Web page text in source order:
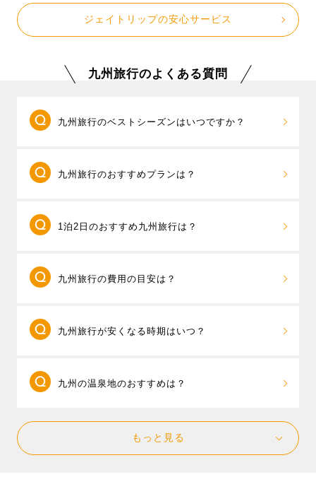
ジェイトリップの安心サービス
九州旅行のよくある質問
九州旅行のベストシーズンはいつですか？
「博多祇園山笠」や熊本の「山鹿灯籠まつり」など、
す。秋は紅葉の名所、大分・耶馬溪や宮崎・高千穂峡
の彩り豊かな景色が人気。冬は温泉とともに、福岡名
長崎・ハウステンボスのチューリップやバラ、福岡・
九州旅行のおすすめプランは？
つ以上の県をまたいだ周遊旅行が売れ筋です。「
客様のご希望に合わせて空港やフライト、ホテルを組
み合わせて自分だけの自由なツアーが作れるパックツ
べるので、行きたいエリアや旅行の目的に合わせて自
1DAYパスが付いた九州周遊プランもありますので、ハ
1泊2日のおすすめ九州旅行は？
して、滞在時間を重視した旅行プランを立てましょ
きるのでおすすめです。
例えば長崎県のハウステンボスと長崎市内を一度に楽
崎市内のホテルを選ぶと、夜は長崎新地中華街でグル
泉といった温泉地に滞在するなら、外湯巡りで宿泊ホ
テル以外の温泉も楽しみ、温泉街をのんびり散策する
九州旅行の費用の目安は？
円台〜、出発直前や、夏休み、年末年始など高めの時
在、20,700円が最安値となっています。（参考：東京
発 1泊2日 2名1室ツインルームの場合）
九州旅行が安くなる時期はいつ？
は、空席状況により料金が変動します。ツアー料金を
す。また、人気の日程をずらして、ゴールデンウィー
九州の温泉地のおすすめは？
九州にたくさんある温泉地の中から、じっくり
滞在をして湯めぐりや観光を楽しめる温泉地をご紹介
もっと見る